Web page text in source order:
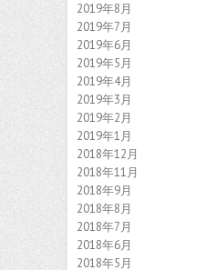
2019年8月
2019年7月
2019年6月
2019年5月
2019年4月
2019年3月
2019年2月
2019年1月
2018年12月
2018年11月
2018年9月
2018年8月
2018年7月
2018年6月
2018年5月